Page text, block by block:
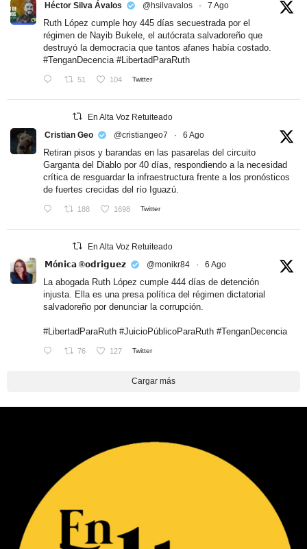
Héctor Silva Ávalos
@hsilvavalos · 7 Ago
Ruth López cumple hoy 445 días secuestrada por el
régimen de Nayib Bukele, el autócrata salvadoreño que
destruyó la democracia que tantos afanes había costado.
#TenganDecencia #LibertadParaRuth
51 104 Twitter
En Alta Voz Retuiteado
Cristian Geo
@cristiangeo7 · 6 Ago
Retiran pisos y barandas en las pasarelas del circuito
Garganta del Diablo por 40 días, respondiendo a la necesidad
crítica de resguardar la infraestructura frente a los pronósticos
de fuertes crecidas del río Iguazú.
188 1698 Twitter
En Alta Voz Retuiteado
𝗠ó𝗻𝗶𝗰𝗮 ®𝗼𝗱𝗿𝗶𝗴𝘂𝗲𝘇
@monikr84 · 6 Ago
La abogada Ruth López cumple 444 días de detención
injusta. Ella es una presa política del régimen dictatorial
salvadoreño por denunciar la corrupción.
#LibertadParaRuth #JuicioPúblicoParaRuth #TenganDecencia
76 127 Twitter
Cargar más